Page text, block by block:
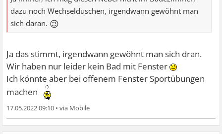
dazu noch Wechselduschen, irgendwann gewöhnt man
sich daran. 😉
Ja das stimmt, irgendwann gewöhnt man sich dran.
Wir haben nur leider kein Bad mit Fenster
Ich könnte aber bei offenem Fenster Sportübungen
machen
17.05.2022 09:10 •